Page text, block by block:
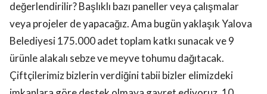
değerlendirilir? Başlıklı bazı paneller veya çalışmalar
veya projeler de yapacağız. Ama bugün yaklaşık Yalova
Belediyesi 175.000 adet toplam katkı sunacak ve 9
ürünle alakalı sebze ve meyve tohumu dağıtacak.
Çiftçilerimiz bizlerin verdiğini tabii bizler elimizdeki